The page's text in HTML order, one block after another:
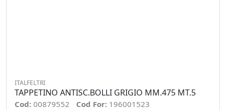
ITALFELTRI
TAPPETINO ANTISC.BOLLI GRIGIO MM.475 MT.5
Cod: 00879552 Cod For: 196001523